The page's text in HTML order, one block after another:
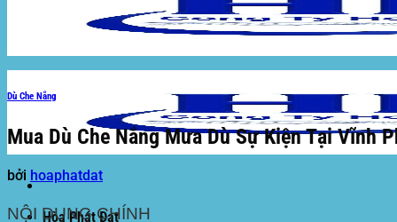
Hòa Phát Đạt
Dù Che Nắng
Mua Dù Che Nắng Mưa Dù Sự Kiện Tại Vĩnh
bởi hoaphatdat
NỘI DUNG CHÍNH